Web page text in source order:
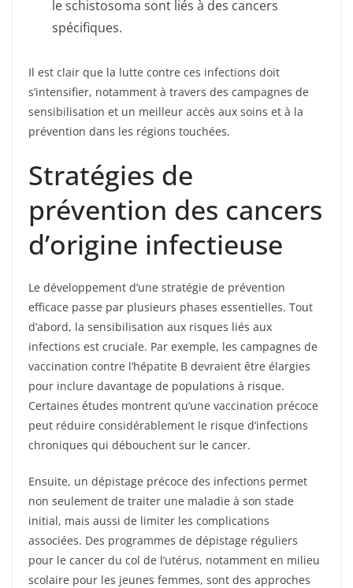
le schistosoma sont liés à des cancers
spécifiques.
Il est clair que la lutte contre ces infections doit
s’intensifier, notamment à travers des campagnes de
sensibilisation et un meilleur accès aux soins et à la
prévention dans les régions touchées.
Stratégies de
prévention des cancers
d’origine infectieuse
Le développement d’une stratégie de prévention
efficace passe par plusieurs phases essentielles. Tout
d’abord, la sensibilisation aux risques liés aux
infections est cruciale. Par exemple, les campagnes de
vaccination contre l’hépatite B devraient être élargies
pour inclure davantage de populations à risque.
Certaines études montrent qu’une vaccination précoce
peut réduire considérablement le risque d’infections
chroniques qui débouchent sur le cancer.
Ensuite, un dépistage précoce des infections permet
non seulement de traiter une maladie à son stade
initial, mais aussi de limiter les complications
associées. Des programmes de dépistage réguliers
pour le cancer du col de l’utérus, notamment en milieu
scolaire pour les jeunes femmes, sont des approches